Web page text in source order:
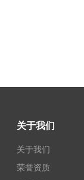
关于我们
关于我们
荣誉资质